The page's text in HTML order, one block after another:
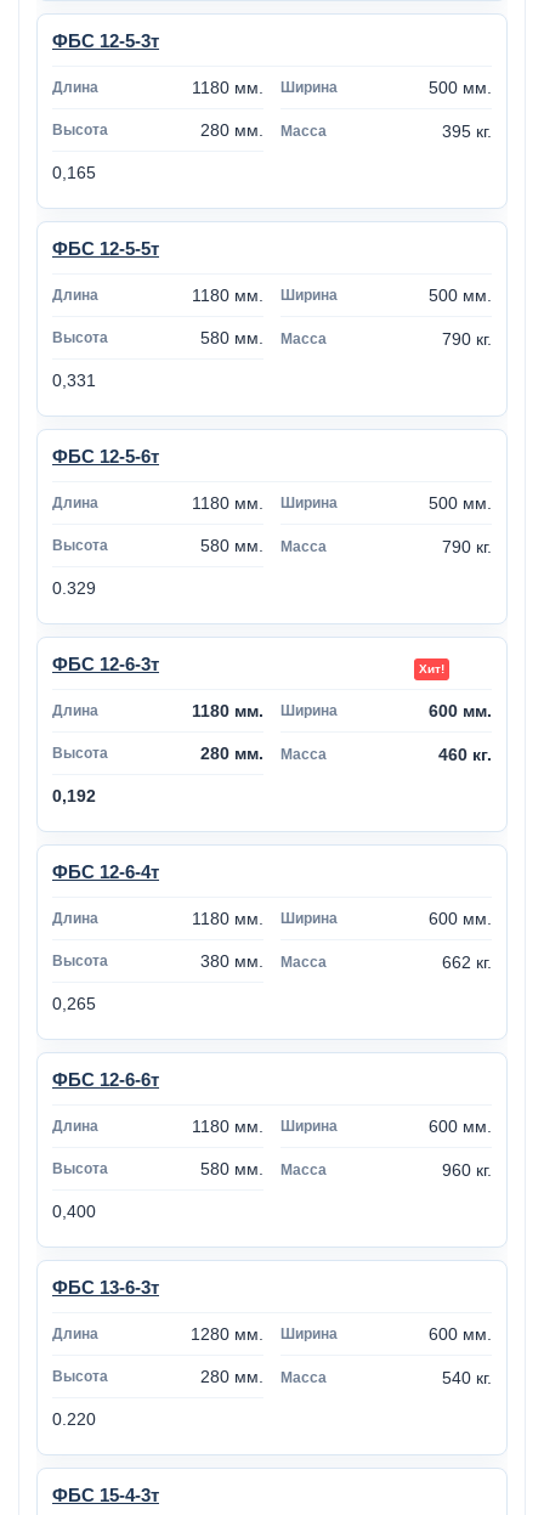
ФБС 12-5-3т
1180 мм. 500 мм.
280 мм. 395 кг.
0,165
ФБС 12-5-5т
1180 мм. 500 мм.
580 мм. 790 кг.
0,331
ФБС 12-5-6т
1180 мм. 500 мм.
580 мм. 790 кг.
0.329
ФБС 12-6-3т
1180 мм. 600 мм.
280 мм. 460 кг.
0,192
ФБС 12-6-4т
1180 мм. 600 мм.
380 мм. 662 кг.
0,265
ФБС 12-6-6т
1180 мм. 600 мм.
580 мм. 960 кг.
0,400
ФБС 13-6-3т
1280 мм. 600 мм.
280 мм. 540 кг.
0.220
ФБС 15-4-3т